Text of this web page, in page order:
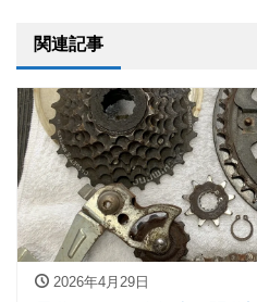
関連記事
2026年4月29日